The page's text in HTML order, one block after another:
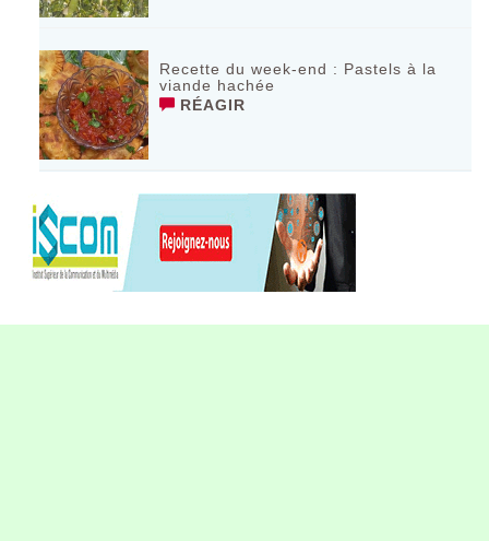
Recette du week-end : Pastels à la
viande hachée
RÉAGIR